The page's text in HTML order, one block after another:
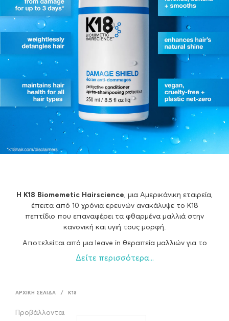
Η Κ18 Biomemetic Hairscience, μια Αμερικάνικη εταιρεία,
έπειτα από 10 χρόνια ερευνών ανακάλυψε το Κ18
πεπτίδιο που επαναφέρει τα φθαρμένα μαλλιά στην
κανονική και υγιή τους μορφή.
Αποτελείται από μια leave in θεραπεία μαλλιών για το
σπίτι που επανορθώνει και αναδομεί ακόμα και τα πιο
μαλλιών από ντεκαπάζ, χημικές εργασίες και θερμότητα.
Δείτε περισσότερα...
ΑΡΧΙΚΉ ΣΕΛΊΔΑ / Κ18
Προβάλλονται